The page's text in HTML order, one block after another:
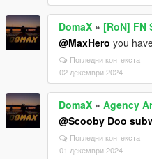
DomaX » [RoN] FN
@MaxHero you
Погледни контекста
02 декември 2024
DomaX » Agency
@Scooby Doo
Погледни контекста
01 декември 2024